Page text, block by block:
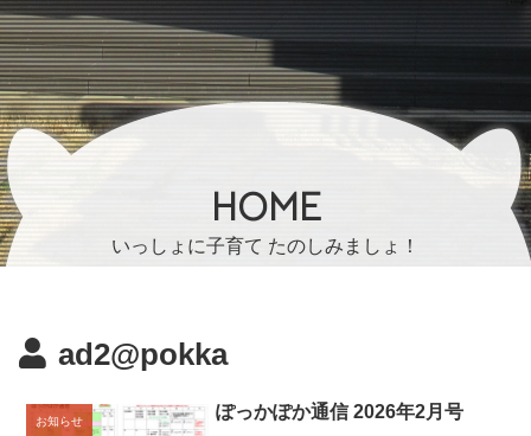
HOME
いっしょに子育て たのしみましょ！
ad2@pokka
お知らせ ぽっかぽか通信 2026年2月号